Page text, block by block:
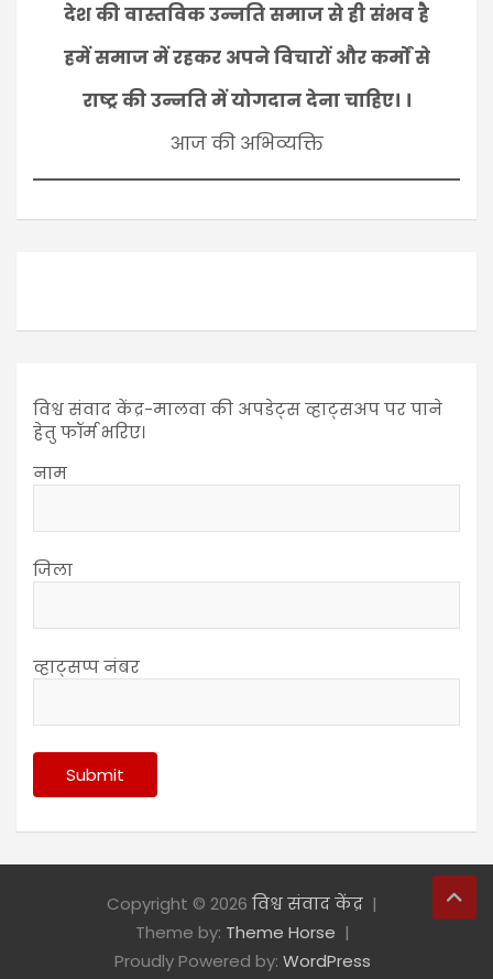
देश की वास्तविक उन्नति समाज से ही संभव है
हमें समाज में रहकर अपने विचारों और कर्मों से
राष्ट्र की उन्नति में योगदान देना चाहिए। ।
आज की अभिव्यक्ति
विश्व संवाद केंद्र-मालवा की अपडेट्स व्हाट्सअप पर पाने
हेतु फॉर्म भरिए।
नाम
जिला
व्हाट्सप्प नंबर
Copyright © 2026 विश्व संवाद केंद्र
Theme by: Theme Horse
Proudly Powered by: WordPress